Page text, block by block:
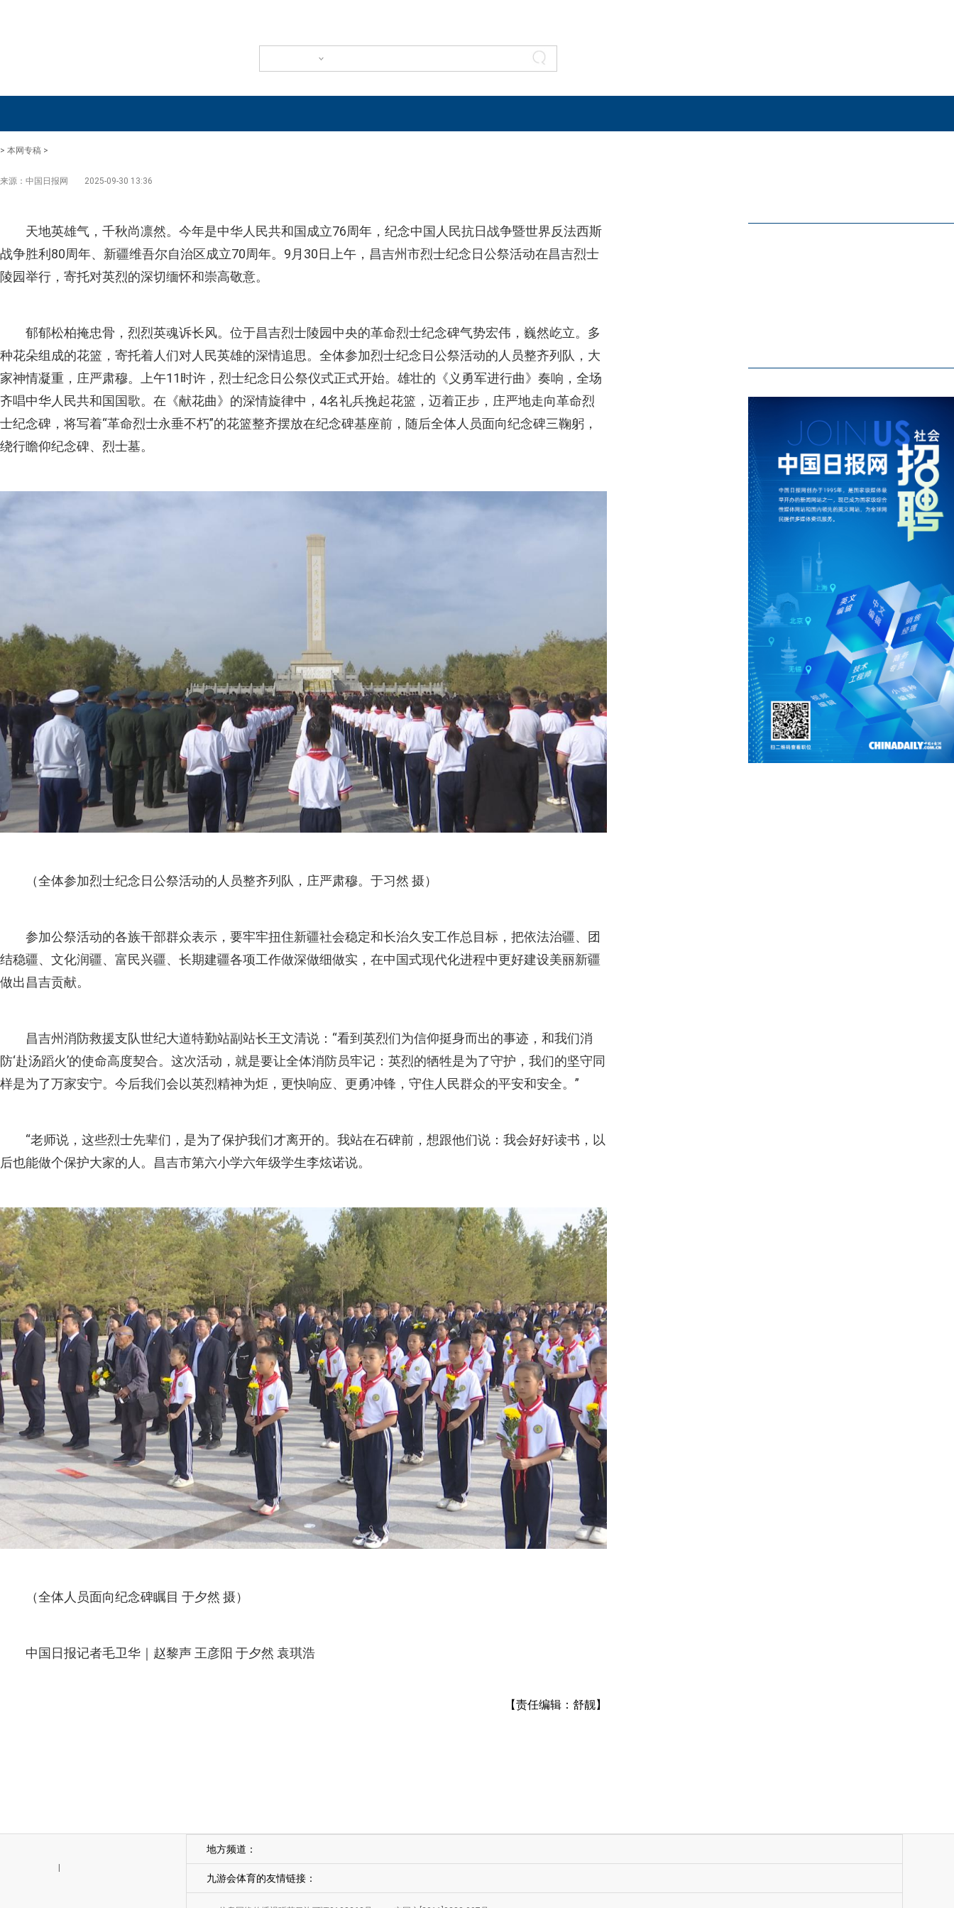
> 本网专稿 >
来源：中国日报网 2025-09-30 13:36
天地英雄气，千秋尚凛然。今年是中华人民共和国成立76周年，纪念中国人民抗日战争暨世界反法西斯
战争胜利80周年、新疆维吾尔自治区成立70周年。9月30日上午，昌吉州市烈士纪念日公祭活动在昌吉烈士
陵园举行，寄托对英烈的深切缅怀和崇高敬意。
郁郁松柏掩忠骨，烈烈英魂诉长风。位于昌吉烈士陵园中央的革命烈士纪念碑气势宏伟，巍然屹立。多
种花朵组成的花篮，寄托着人们对人民英雄的深情追思。全体参加烈士纪念日公祭活动的人员整齐列队，大
家神情凝重，庄严肃穆。上午11时许，烈士纪念日公祭仪式正式开始。雄壮的《义勇军进行曲》奏响，全场
齐唱中华人民共和国国歌。在《献花曲》的深情旋律中，4名礼兵挽起花篮，迈着正步，庄严地走向革命烈
士纪念碑，将写着“革命烈士永垂不朽”的花篮整齐摆放在纪念碑基座前，随后全体人员面向纪念碑三鞠躬，
绕行瞻仰纪念碑、烈士墓。
（全体参加烈士纪念日公祭活动的人员整齐列队，庄严肃穆。于习然 摄）
参加公祭活动的各族干部群众表示，要牢牢扭住新疆社会稳定和长治久安工作总目标，把依法治疆、团
结稳疆、文化润疆、富民兴疆、长期建疆各项工作做深做细做实，在中国式现代化进程中更好建设美丽新疆
做出昌吉贡献。
昌吉州消防救援支队世纪大道特勤站副站长王文清说：“看到英烈们为信仰挺身而出的事迹，和我们消
防‘赴汤蹈火’的使命高度契合。这次活动，就是要让全体消防员牢记：英烈的牺牲是为了守护，我们的坚守同
样是为了万家安宁。今后我们会以英烈精神为炬，更快响应、更勇冲锋，守住人民群众的平安和安全。”
“老师说，这些烈士先辈们，是为了保护我们才离开的。我站在石碑前，想跟他们说：我会好好读书，以
后也能做个保护大家的人。昌吉市第六小学六年级学生李炫诺说。
（全体人员面向纪念碑瞩目 于夕然 摄）
中国日报记者毛卫华｜赵黎声 王彦阳 于夕然 袁琪浩
【责任编辑：舒靓】
地方频道：
九游会体育的友情链接：